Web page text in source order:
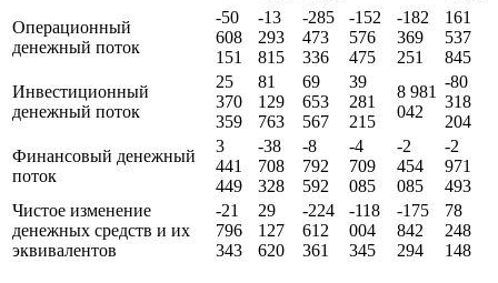
Операционный
денежный поток
-50
608
151
-13
293
815
-285
473
336
-152
576
475
-182
369
251
161
537
845
Инвестиционный
денежный поток
25
370
359
81
129
763
69
653
567
39
281
215
8 981
042
-80
318
204
Финансовый денежный
поток
3
441
449
-38
708
328
-8
792
592
-4
709
085
-2
454
085
-2
971
493
Чистое изменение
денежных средств и их
эквивалентов
-21
796
343
29
127
620
-224
612
361
-118
004
345
-175
842
294
78
248
148